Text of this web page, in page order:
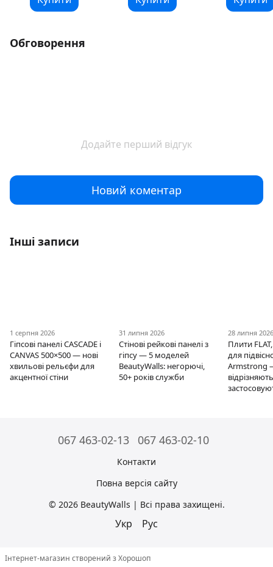
Обговорення
Додайте перший відгук
Новий коментар
Інші записи
1 серпня 2026
Гіпсові панелі CASCADE і
CANVAS 500×500 — нові
хвильові рельєфи для
акцентної стіни
31 липня 2026
Стінові рейкові панелі з
гіпсу — 5 моделей
BeautyWalls: негорючі,
50+ років служби
28 липня
Плити FLAT,
для
Armstrong
067 463-02-13 067 463-02-10
Контакти
Повна версія сайту
© 2026 BeautyWalls | Всі права захищені.
Укр Рус
Інтернет-магазин створений з Хорошоп